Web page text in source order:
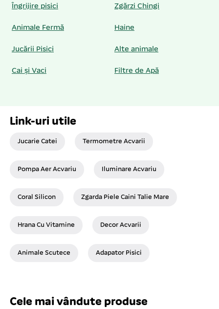
Îngrijire pisici Zgărzi Chingi
Animale Fermă Haine
Jucării Pisici Alte animale
Cai și Vaci Filtre de Apă
Link-uri utile
Jucarie Catei Termometre Acvarii
Pompa Aer Acvariu Iluminare Acvariu
Coral Silicon Zgarda Piele Caini Talie Mare
Hrana Cu Vitamine Decor Acvarii
Animale Scutece Adapator Pisici
Cele mai vândute produse